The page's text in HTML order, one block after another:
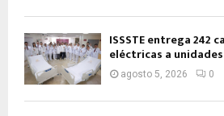
ISSSTE entrega 242
eléctricas a
agosto 5, 2026 0